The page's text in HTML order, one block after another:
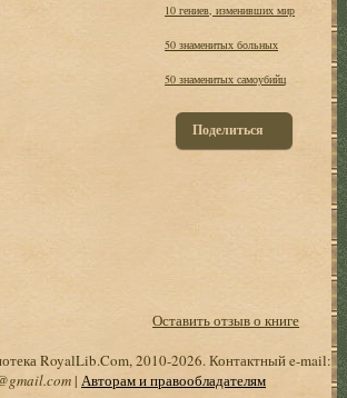
10 гениев, изменивших мир
50 знаменитых больных
50 знаменитых самоубийц
Поделиться
Оставить отзыв о книге
RoyalLib.Com, 2010-2026. Контактный e-mail:
| Авторам и правообладателям